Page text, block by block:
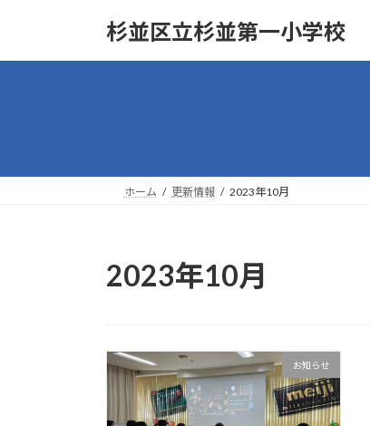
杉並区立杉並第一小学校
ホーム 更新情報 2023年10月
2023年10月
お知らせ